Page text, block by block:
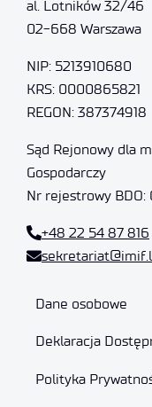
al. Lotników 32/46
02-668 Warszawa
NIP: 5213910680
KRS: 0000865821
REGON: 387374918
Sąd Rejonowy dla
Gospodarczy
Nr rejestrowy
+48 22 54 87 816
Dane osobowe
Deklaracja
Polityka